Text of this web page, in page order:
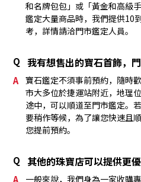
和名牌包包」或「黃金和高級
鑑定大量商品時，我們提供10
考，詳情請洽門市鑑定人員。
Q 我有想售出的寶石首飾，
A
寶石鑑定不須事前預約，隨時
市大多位於捷運站附近，地理
途中，可以順道至門市鑑定。
要稍作等候，為了讓您快速且
您提前預約。
Q 其他的珠寶店可以提供更
A 一般來說，我們身為一家收購